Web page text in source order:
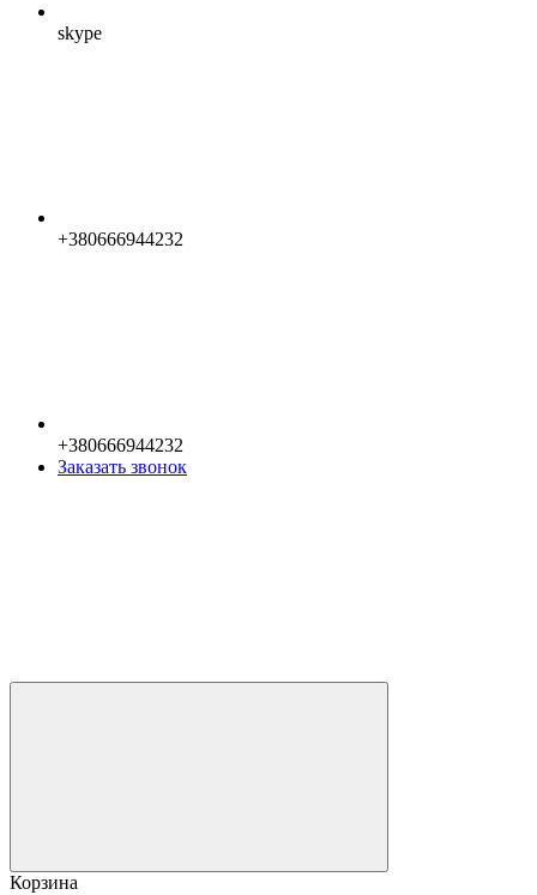
skype
+380666944232
+380666944232
Заказать звонок
Корзина